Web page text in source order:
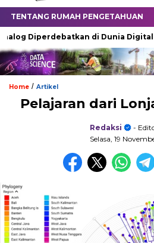
TENTANG RUMAH PENGETAHUAN
Diperdebatkan di Dunia Digital
Home / Artikel
Pelajaran dari
Redaksi
-
Selasa, 19